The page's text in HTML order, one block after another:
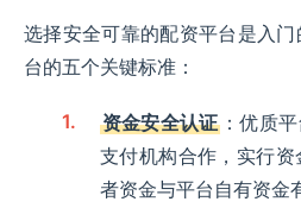
选择安全可靠的配资平台是入
台的五个关键标准：
资金安全认证 ：优质
支付机构合作，实行
者资金与平台自有资金